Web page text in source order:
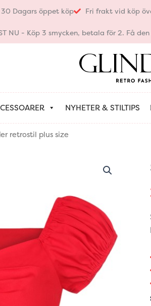
30 Dagars öppet köp Fri frakt vid köp
NU - Köp 3 smycken, betala för 2. Få
NYHETER & STILTIPS
retrostil plus size